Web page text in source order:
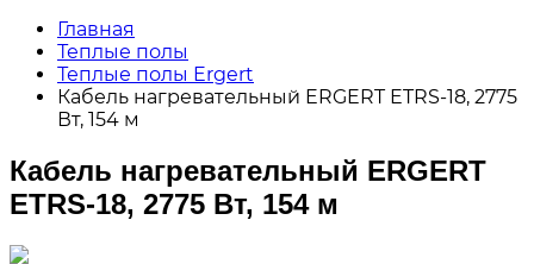
Главная
Теплые полы
Теплые полы Ergert
Кабель нагревательный ERGERT ETRS-18, 2775
Вт, 154 м
Кабель нагревательный ERGERT
ETRS-18, 2775 Вт, 154 м